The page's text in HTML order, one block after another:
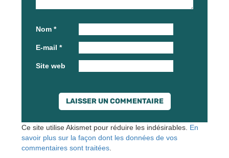
Nom *
E-mail *
Site web
Ce site utilise Akismet pour réduire les indésirables. En
savoir plus sur la façon dont les données de vos
commentaires sont traitées